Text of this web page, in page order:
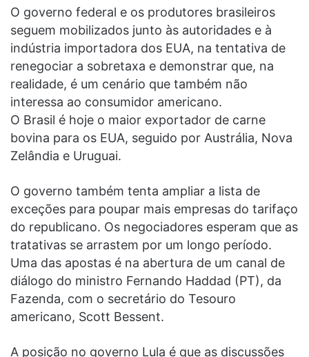
O governo federal e os produtores brasileiros
seguem mobilizados junto às autoridades e à
indústria importadora dos EUA, na tentativa de
renegociar a sobretaxa e demonstrar que, na
realidade, é um cenário que também não
interessa ao consumidor americano.
O Brasil é hoje o maior exportador de carne
bovina para os EUA, seguido por Austrália, Nova
Zelândia e Uruguai.
O governo também tenta ampliar a lista de
exceções para poupar mais empresas do tarifaço
do republicano. Os negociadores esperam que as
tratativas se arrastem por um longo período.
Uma das apostas é na abertura de um canal de
diálogo do ministro Fernando Haddad (PT), da
Fazenda, com o secretário do Tesouro
americano, Scott Bessent.
A posição no governo Lula é que as discussões